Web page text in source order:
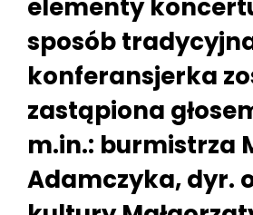
elementy
sposób
konferansjerka
zastąpiona
m.in.: burmistrza
Adamczyka, dyr.